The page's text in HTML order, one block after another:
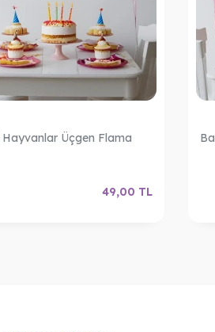
Hayvanlar Üçgen Flama
49,00 TL